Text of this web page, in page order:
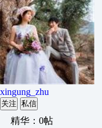
xingung_zhu
关注 私信
精华：0帖